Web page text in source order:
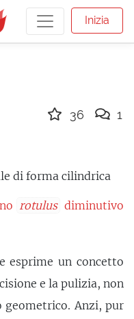
Inizia
di forma cilindrica
rotulus diminutivo
esprime un concetto
e la pulizia, non
geometrico. Anzi, pur
36 1